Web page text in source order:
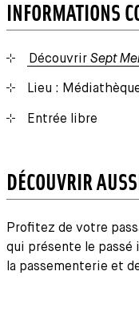
INFORMATIONS
Découvrir Sept
Lieu :
Entrée libre
DÉCOUVRIR
Profitez de votre
qui présente le passé
la passementerie et